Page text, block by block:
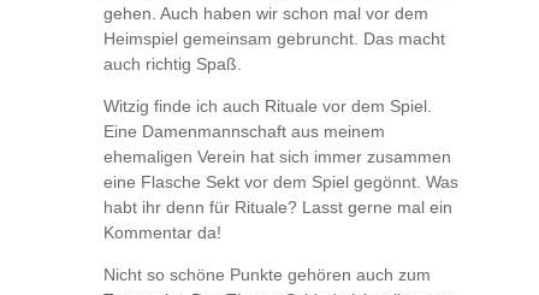
gehen. Auch haben wir schon mal vor dem
Heimspiel gemeinsam gebruncht. Das macht
auch richtig Spaß.
Witzig finde ich auch Rituale vor dem Spiel.
Eine Damenmannschaft aus meinem
ehemaligen Verein hat sich immer zusammen
eine Flasche Sekt vor dem Spiel gegönnt. Was
habt ihr denn für Rituale? Lasst gerne mal ein
Kommentar da!
Nicht so schöne Punkte gehören auch zum